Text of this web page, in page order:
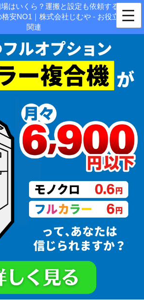
はいくら？運搬と設定も依頼すると高額
安NO1｜株式会社じむや - お役立ち情報
関連